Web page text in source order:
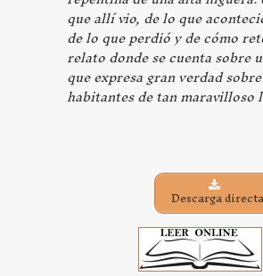
que allí vio, de lo que
de lo que perdió y de cómo
relato donde se cuenta sobre
que expresa gran verdad
habitantes de tan maravilloso
Descarga directa